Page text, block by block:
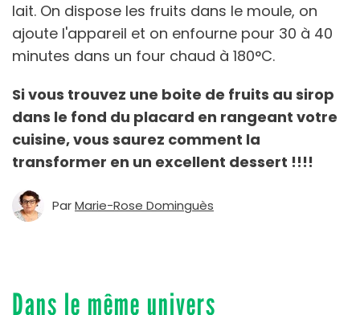
lait. On dispose les fruits dans le moule, on
ajoute l'appareil et on enfourne pour 30 à 40
minutes dans un four chaud à 180°C.
Si vous trouvez une boite de fruits au sirop
dans le fond du placard en rangeant votre
cuisine, vous saurez comment la
transformer en un excellent dessert !!!!
ParMarie-Rose Dominguès
Dans le même univers